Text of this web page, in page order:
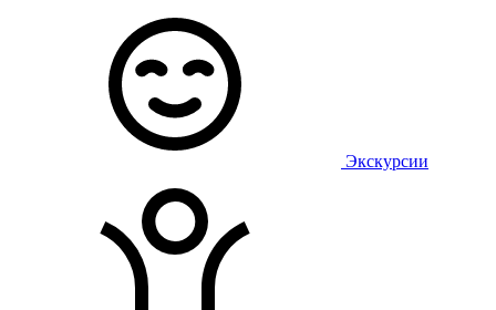
Экскурсии